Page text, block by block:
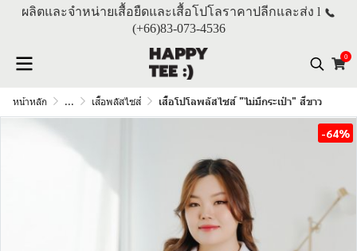
ผลิตและจำหน่ายเสื้อยืดและเสื้อโปโลราคาปลีกและส่ง l
(+66)83-073-4536
0
หน้าหลัก ... เสื้อพลัสไซส์ เสื้อโปโลพลัสไซส์ "ไม่มีกระเป๋า" สีขาว
-64%